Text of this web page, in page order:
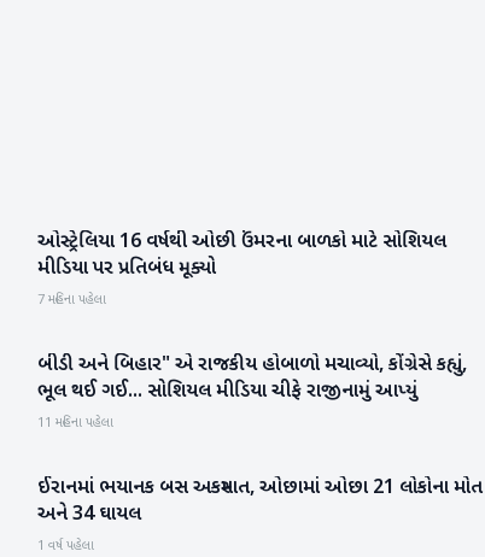
આંતરરાષ્ટ્રીય
ઓસ્ટ્રેલિયા 16 વર્ષથી ઓછી ઉંમરના બાળકો માટે સોશિયલ
મીડિયા પર પ્રતિબંધ મૂક્યો
7 મહિના પહેલા
રાષ્ટ્રીય
બીડી અને બિહાર" એ રાજકીય હોબાળો મચાવ્યો, કોંગ્રેસે કહ્યું,
ભૂલ થઈ ગઈ... સોશિયલ મીડિયા ચીફે રાજીનામું આપ્યું
11 મહિના પહેલા
આંતરરાષ્ટ્રીય
ઈરાનમાં ભયાનક બસ અકસ્માત, ઓછામાં ઓછા 21 લોકોના મોત
અને 34 ઘાયલ
1 વર્ષ પહેલા